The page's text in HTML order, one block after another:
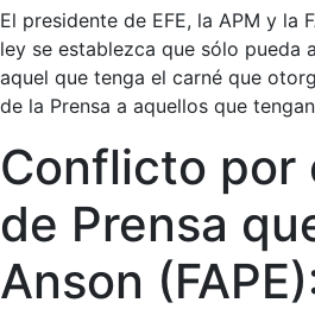
El presidente de EFE, la APM y la
ley se establezca que sólo pueda
aquel que tenga el carné que
de la Prensa a aquellos que
Conflicto por
de Prensa
Anson